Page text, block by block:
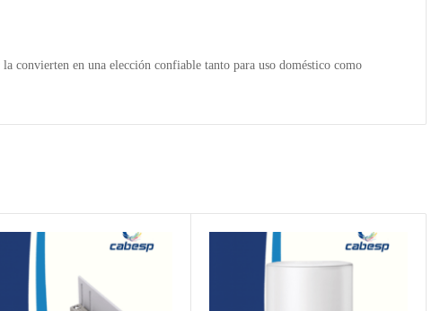
convierten en una elección confiable tanto para uso doméstico como